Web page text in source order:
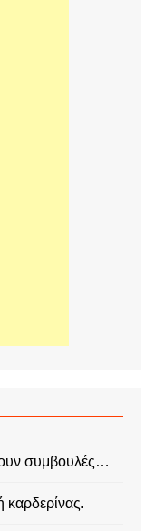
συμβουλές…
καρδερίνας.